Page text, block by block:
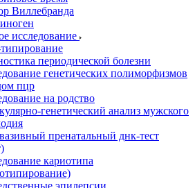
Виллебранда
исследование
периодической болезни
генетических полиморфизмов
пцр
на родство
генетический анализ мужского
пренатальный днк-тест
кариотипа
эпилепсии